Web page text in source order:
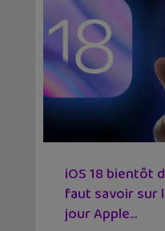
iOS 18 bientôt
faut savoir sur
jour Apple...